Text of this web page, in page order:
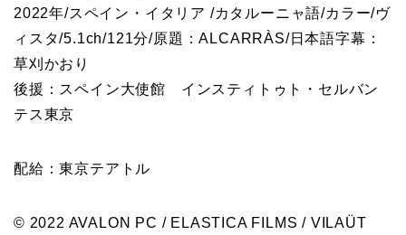
2022年/スペイン・イタリア /カタルーニャ語/カラー/ヴ
ィスタ/5.1ch/121分/原題：ALCARRÀS/日本語字幕：
草刈かおり
後援：スペイン大使館 インスティトゥト・セルバン
テス東京
配給：東京テアトル
© 2022 AVALON PC / ELASTICA FILMS / VILAÜT